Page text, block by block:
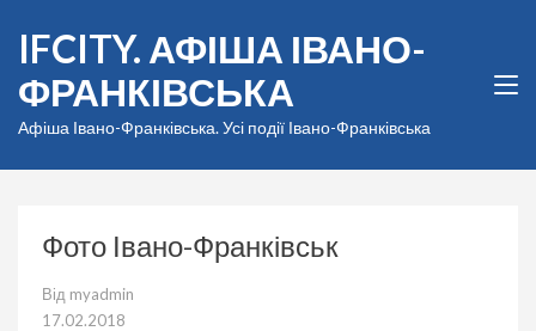
вмісту
(натисніть
Enter)
IFCITY. АФІША ІВАНО-
ФРАНКІВСЬКА
Афіша Івано-Франківська. Усі події Івано-Франківська
Фото Івано-Франківськ
Від myadmin
17.02.2018